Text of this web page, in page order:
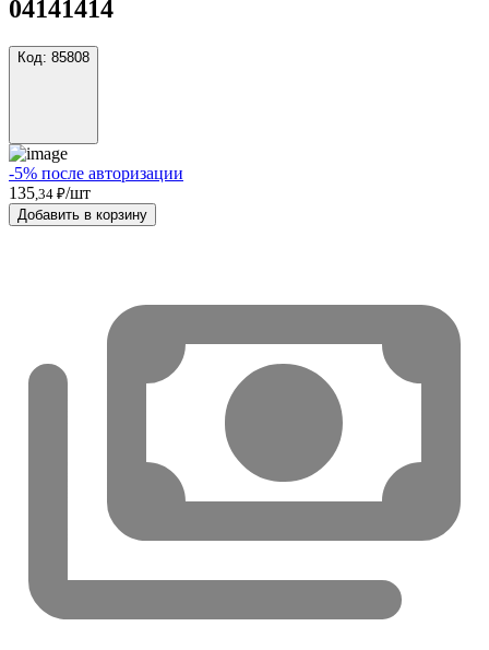
04141414
Код: 85808
-5% после авторизации
135 ,34 ₽/шт
Добавить в корзину